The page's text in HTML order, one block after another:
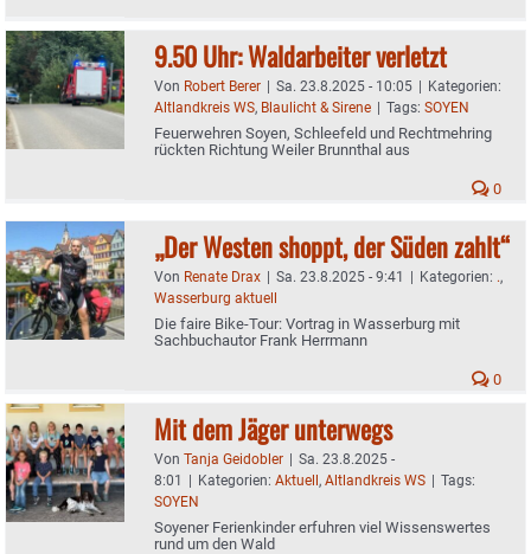
9.50 Uhr: Waldarbeiter verletzt
Von Robert Berer | Sa. 23.8.2025 - 10:05 | Kategorien:
Altlandkreis WS, Blaulicht & Sirene | Tags: SOYEN
Feuerwehren Soyen, Schleefeld und Rechtmehring
rückten Richtung Weiler Brunnthal aus
0
„Der Westen shoppt, der Süden zahlt“
Von Renate Drax | Sa. 23.8.2025 - 9:41 | Kategorien: .,
Wasserburg aktuell
Die faire Bike-Tour: Vortrag in Wasserburg mit
Sachbuchautor Frank Herrmann
0
Mit dem Jäger unterwegs
Von Tanja Geidobler | Sa. 23.8.2025 -
8:01 | Kategorien: Aktuell, Altlandkreis WS | Tags:
SOYEN
Soyener Ferienkinder erfuhren viel Wissenswertes
rund um den Wald